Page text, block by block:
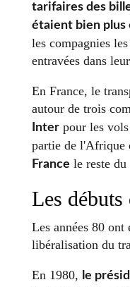
tarifaires des
étaient bien plus
les compagnies
entravées dans
En France, le
autour de trois
Interpour les vols
partie de l'Afrique
France le reste du
Les
Les années 80 ont
libéralisation du
En 1980, le